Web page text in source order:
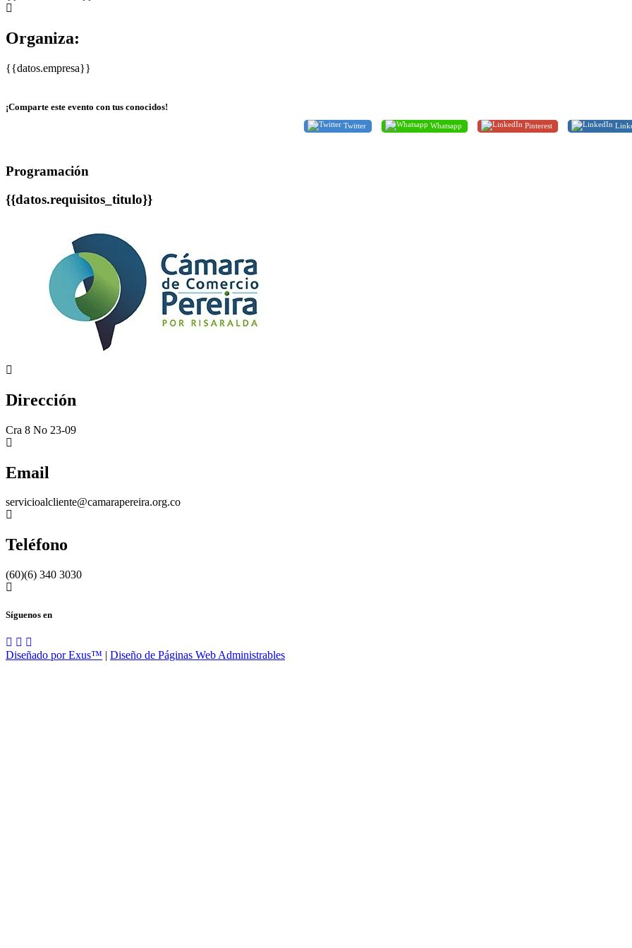
Organiza:
{{datos.empresa}}
¡Comparte este evento con tus conocidos!
Twitter Whatsapp Pinterest
Programación
{{datos.requisitos_titulo}}
Dirección
Cra 8 No 23-09
Email
servicioalcliente@camarapereira.org.co
Teléfono
(60)(6) 340 3030
Síguenos en
Diseñado por Exus™ | Diseño de Páginas Web Administrables